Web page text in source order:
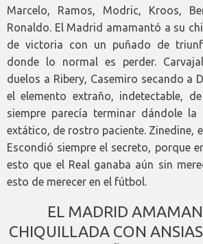
Marcelo, Ramos, Modric, Kroos,
Ronaldo. El Madrid amamantó a su
de victoria con un puñado de
donde lo normal es perder.
duelos a Ribery, Casemiro secando a
el elemento extraño, indetectable,
siempre parecía terminar dándole
extático, de rostro paciente. Zinedine,
Escondió siempre el secreto, porque
esto que el Real ganaba aún sin
esto de merecer en el fútbol.
EL MADRID
CHIQUILLADA CON